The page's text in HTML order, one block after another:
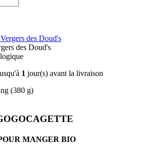
des Doud's
des Doud's
1 jour(s) avant la livraison
MANGER BIO